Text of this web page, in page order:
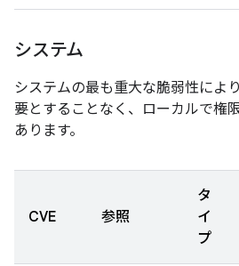
システム
システムの最も重大な脆弱性によ
要とすることなく、ローカルで権
あります。
CVE 参照
タ
イ
プ